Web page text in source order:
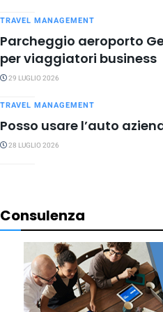
TRAVEL MANAGEMENT
Parcheggio aeroporto
per viaggiatori business
29 LUGLIO 2026
TRAVEL MANAGEMENT
Posso usare l’auto
28 LUGLIO 2026
Consulenza